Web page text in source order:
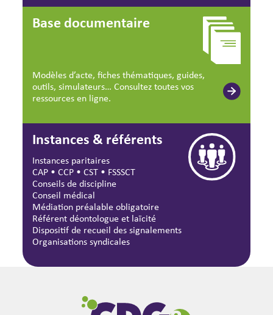
Base documentaire
Modèles d’acte, fiches thématiques, guides,
outils, simulateurs… Consultez toutes vos
ressources en ligne.
Instances & référents
Instances paritaires
CAP •CCP •CST • FSSSCT
Conseils de discipline
Conseil médical
Médiation préalable obligatoire
Référent déontologue et laïcité
Dispositif de recueil des signalements
Organisations syndicales